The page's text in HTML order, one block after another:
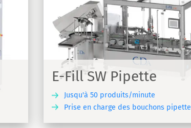
E-Fill SW Pipette
Jusqu'à 50 produits/minute
Prise en charge des bouchons pipette
et